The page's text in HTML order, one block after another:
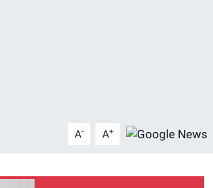
A- A+